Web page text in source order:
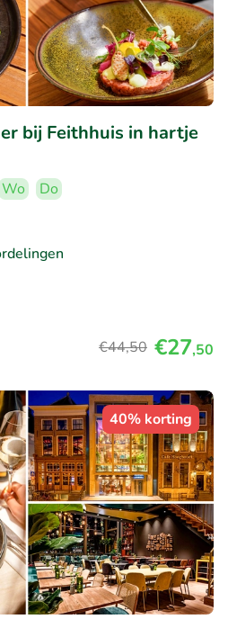
bij Feithhuis in hartje
Wo
Do
€44,50 €27,50
40% korting